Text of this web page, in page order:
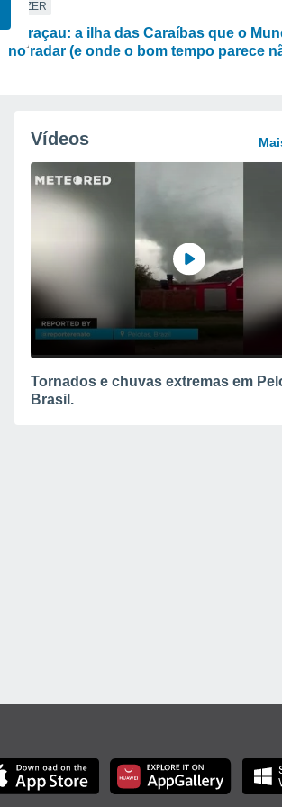
LAZER
Curaçau: a ilha das Caraíbas que o
no radar (e onde o bom tempo parece
Vídeos
Tornados e chuvas extremas em
Brasil.